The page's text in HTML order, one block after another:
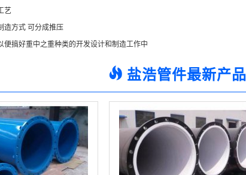
艺
造方式 可分成推压
便搞好重中之重种类的开发设计和制造工作中
盐浩管件最新产